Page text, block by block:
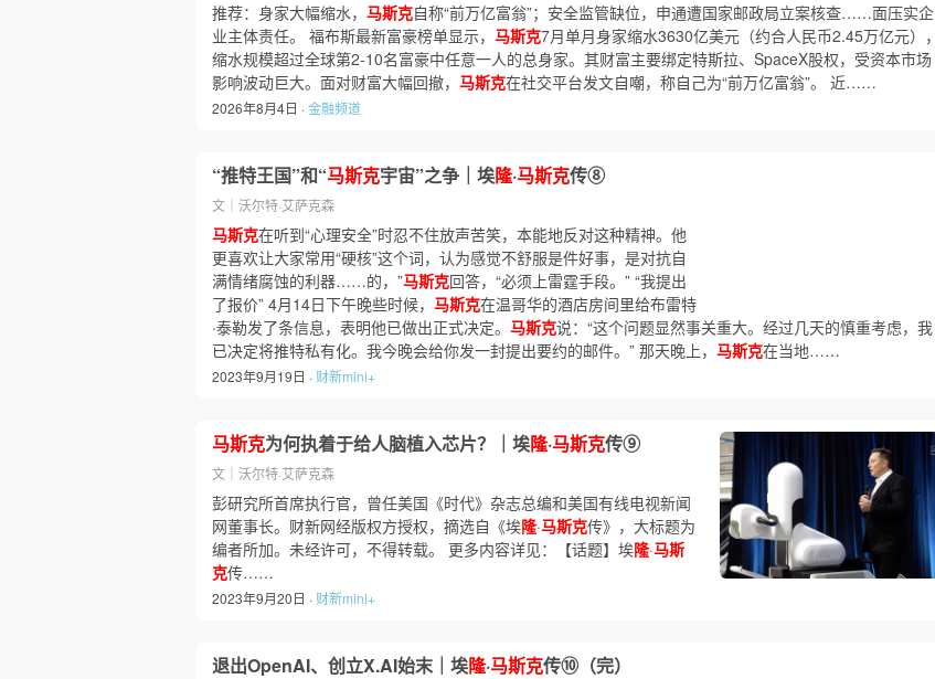
推荐：身家大幅缩水， 马斯克自称“前万亿富翁”；安全监管缺位，申通遭国家邮政局立案核查……面压实企
业主体责任。 福布斯最新富豪榜单显示， 马斯克7月单月身家缩水3630亿美元（约合人民币2.45万亿元），
缩水规模超过全球第2‑10名富豪中任意一人的总身家。其财富主要绑定特斯拉、SpaceX股权，受资本市场
影响波动巨大。面对财富大幅回撤， 马斯克在社交平台发文自嘲，称自己为“前万亿富翁”。 近……
2026年8月4日 ·金融频道
“推特王国”和“马斯克宇宙”之争｜埃隆·马斯克传⑧
文｜沃尔特·艾萨克森
马斯克在听到“心理安全”时忍不住放声苦笑，本能地反对这种精神。他
更喜欢让大家常用“硬核”这个词，认为感觉不舒服是件好事，是对抗自
满情绪腐蚀的利器……的，”马斯克回答，“必须上雷霆手段。” “我提出
了报价” 4月14日下午晚些时候， 马斯克在温哥华的酒店房间里给布雷特
·泰勒发了条信息，表明他已做出正式决定。 马斯克说：“这个问题显然事关重大。经过几天的慎重考虑，我
已决定将推特私有化。我今晚会给你发一封提出要约的邮件。” 那天晚上， 马斯克在当地……
2023年9月19日 · 财新mini+
马斯克为何执着于给人脑植入芯片？｜埃隆·马斯克传⑨
文｜沃尔特·艾萨克森
彭研究所首席执行官，曾任美国《时代》杂志总编和美国有线电视新闻
网董事长。财新网经版权方授权，摘选自《埃隆·马斯克传》，大标题为
编者所加。未经许可，不得转载。 更多内容详见：【话题】埃隆·马斯
克传……
2023年9月20日 · 财新mini+
退出OpenAI、创立X.AI始末｜埃隆·马斯克传⑩（完）